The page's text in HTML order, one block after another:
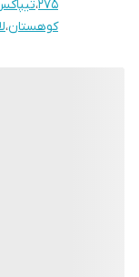
🔴سفارشاتی که قسطی
275،
کوهستان،